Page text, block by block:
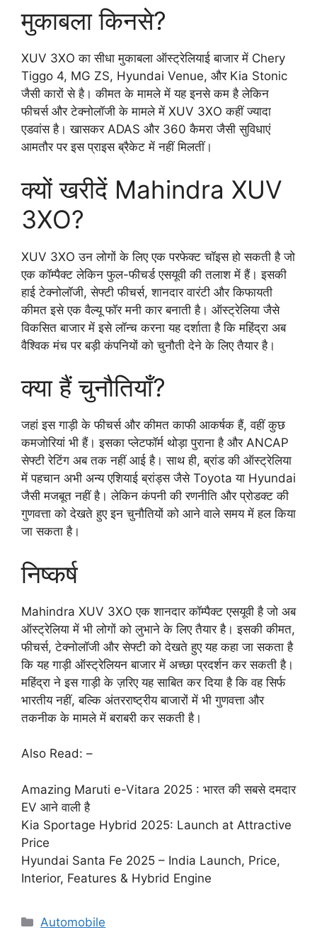
मुकाबला किनसे?
XUV 3XO का सीधा मुकाबला ऑस्ट्रेलियाई बाजार में Chery
Tiggo 4, MG ZS, Hyundai Venue, और Kia Stonic
जैसी कारों से है। कीमत के मामले में यह इनसे कम है लेकिन
फीचर्स और टेक्नोलॉजी के मामले में XUV 3XO कहीं ज्यादा
एडवांस है। खासकर ADAS और 360 कैमरा जैसी सुविधाएं
आमतौर पर इस प्राइस ब्रैकेट में नहीं मिलतीं।
क्यों खरीदें Mahindra XUV
3XO?
XUV 3XO उन लोगों के लिए एक परफेक्ट चॉइस हो सकती है जो
एक कॉम्पैक्ट लेकिन फुल-फीचर्ड एसयूवी की तलाश में हैं। इसकी
हाई टेक्नोलॉजी, सेफ्टी फीचर्स, शानदार वारंटी और किफायती
कीमत इसे एक वैल्यू फॉर मनी कार बनाती है। ऑस्ट्रेलिया जैसे
विकसित बाजार में इसे लॉन्च करना यह दर्शाता है कि महिंद्रा अब
वैश्विक मंच पर बड़ी कंपनियों को चुनौती देने के लिए तैयार है।
क्या हैं चुनौतियाँ?
जहां इस गाड़ी के फीचर्स और कीमत काफी आकर्षक हैं, वहीं कुछ
कमजोरियां भी हैं। इसका प्लेटफॉर्म थोड़ा पुराना है और ANCAP
सेफ्टी रेटिंग अब तक नहीं आई है। साथ ही, ब्रांड की ऑस्ट्रेलिया
में पहचान अभी अन्य एशियाई ब्रांड्स जैसे Toyota या Hyundai
जैसी मजबूत नहीं है। लेकिन कंपनी की रणनीति और प्रोडक्ट की
गुणवत्ता को देखते हुए इन चुनौतियों को आने वाले समय में हल किया
जा सकता है।
निष्कर्ष
Mahindra XUV 3XO एक शानदार कॉम्पैक्ट एसयूवी है जो अब
ऑस्ट्रेलिया में भी लोगों को लुभाने के लिए तैयार है। इसकी कीमत,
फीचर्स, टेक्नोलॉजी और सेफ्टी को देखते हुए यह कहा जा सकता है
कि यह गाड़ी ऑस्ट्रेलियन बाजार में अच्छा प्रदर्शन कर सकती है।
महिंद्रा ने इस गाड़ी के ज़रिए यह साबित कर दिया है कि वह सिर्फ
भारतीय नहीं, बल्कि अंतरराष्ट्रीय बाजारों में भी गुणवत्ता और
तकनीक के मामले में बराबरी कर सकती है।
Also Read: –
Amazing Maruti e-Vitara 2025 : भारत की सबसे दमदार
EV आने वाली है
Kia Sportage Hybrid 2025: Launch at Attractive
Price
Hyundai Santa Fe 2025 – India Launch, Price,
Interior, Features & Hybrid Engine
Categories
Automobile